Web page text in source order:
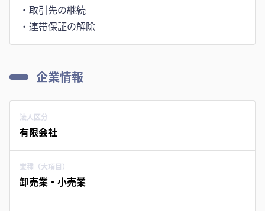
・取引先の継続
・連帯保証の解除
企業情報
法人区分
有限会社
業種（大項目）
卸売業・小売業